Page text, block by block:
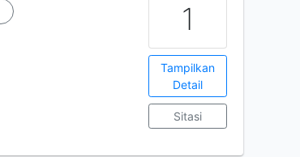
1
Tampilkan
Detail
Sitasi